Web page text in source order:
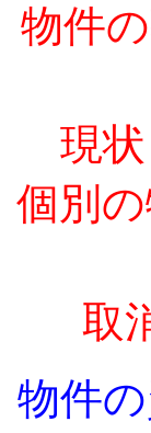
物件
現
個別
取
物件